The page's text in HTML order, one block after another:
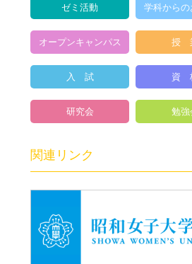
ゼミ活動 学科から
オープンキャンパス 授
入 試 資
研究会 勉強
関連リンク